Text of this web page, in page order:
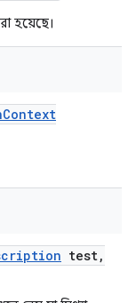
হয়েছে।
Context
test,